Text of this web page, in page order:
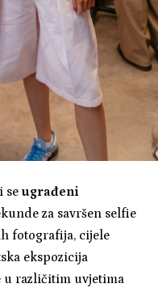
seugrađeni
za savršen selfie
fotografija, cijele
ekspozicija
u različitim uvjetima